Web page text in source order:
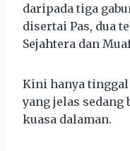
daripada tiga
disertai Pas, dua
Sejahtera dan
Kini hanya tinggal
yang jelas
kuasa dalaman.